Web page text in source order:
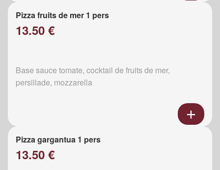
Pizza fruits de mer 1 pers
13.50 €
Base sauce tomate, cocktail de fruits de mer,
persillade, mozzarella
Pizza gargantua 1 pers
13.50 €